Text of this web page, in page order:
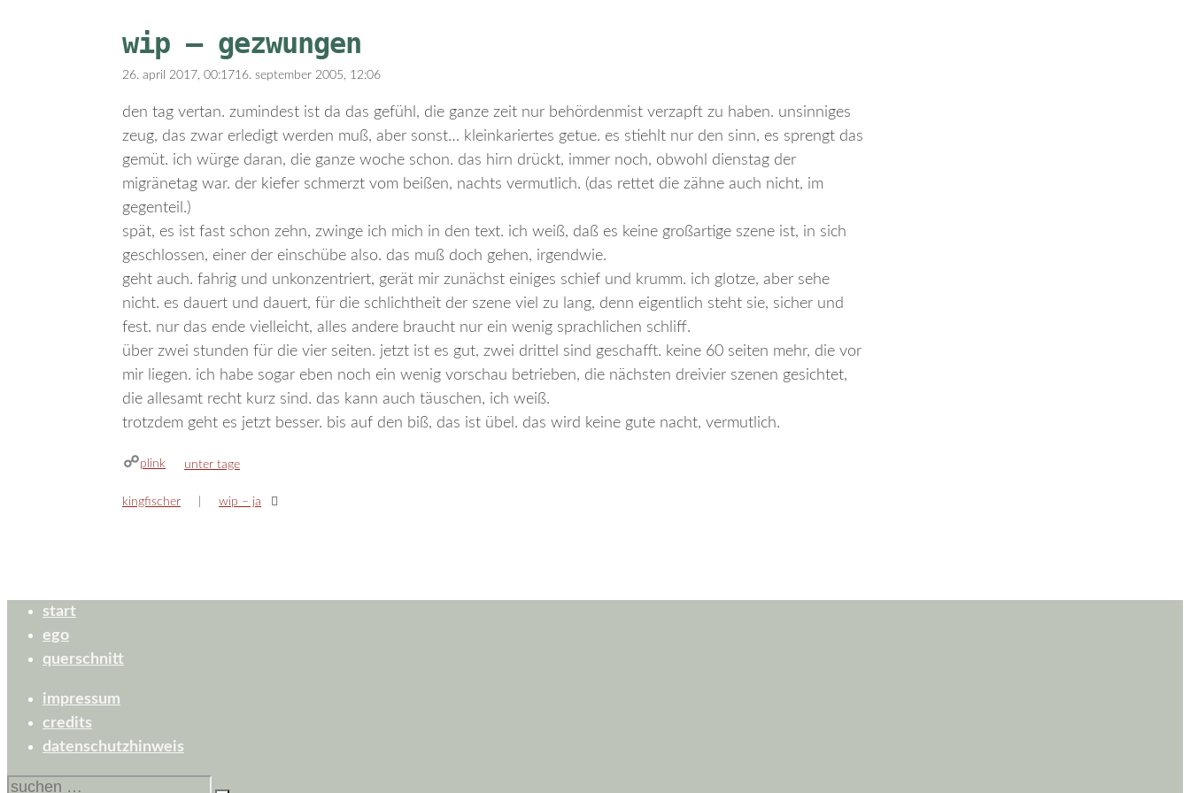
wip – gezwungen
26. april 2017, 00:1716. september 2005, 12:06
den tag vertan. zumindest ist da das gefühl, die ganze zeit nur behördenmist verzapft zu haben. unsinniges
zeug, das zwar erledigt werden muß, aber sonst… kleinkariertes getue. es stiehlt nur den sinn, es sprengt das
gemüt. ich würge daran, die ganze woche schon. das hirn drückt, immer noch, obwohl dienstag der
migränetag war. der kiefer schmerzt vom beißen, nachts vermutlich. (das rettet die zähne auch nicht, im
gegenteil.)
spät, es ist fast schon zehn, zwinge ich mich in den text. ich weiß, daß es keine großartige szene ist, in sich
geschlossen, einer der einschübe also. das muß doch gehen, irgendwie.
geht auch. fahrig und unkonzentriert, gerät mir zunächst einiges schief und krumm. ich glotze, aber sehe
nicht. es dauert und dauert, für die schlichtheit der szene viel zu lang, denn eigentlich steht sie, sicher und
fest. nur das ende vielleicht, alles andere braucht nur ein wenig sprachlichen schliff.
über zwei stunden für die vier seiten. jetzt ist es gut, zwei drittel sind geschafft. keine 60 seiten mehr, die vor
mir liegen. ich habe sogar eben noch ein wenig vorschau betrieben, die nächsten dreivier szenen gesichtet,
die allesamt recht kurz sind. das kann auch täuschen, ich weiß.
trotzdem geht es jetzt besser. bis auf den biß, das ist übel. das wird keine gute nacht, vermutlich.
plink kategorien
unter tage
kingfischer wip – ja
start
ego
querschnitt
impressum
credits
datenschutzhinweis
suchen